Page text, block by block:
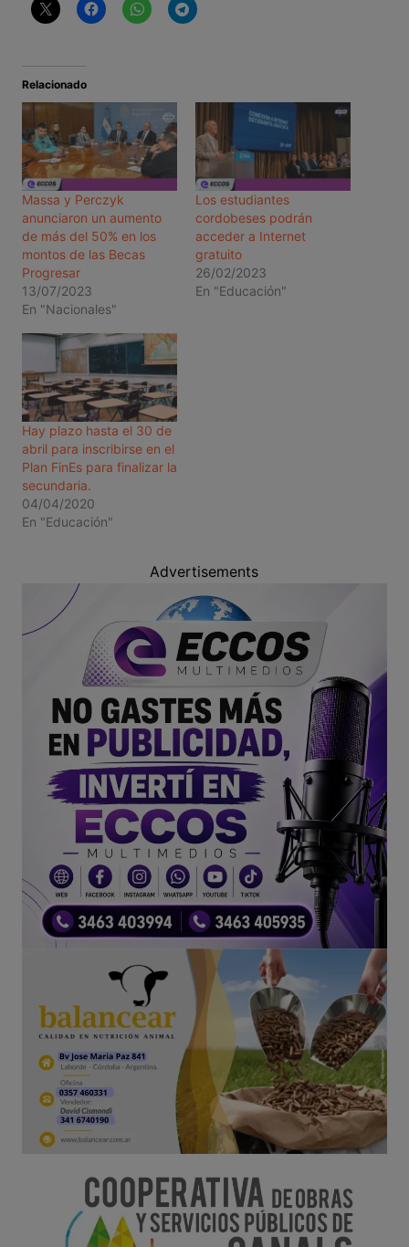
Relacionado
Massa y Perczyk
anunciaron un aumento
de más del 50% en los
montos de las Becas
Progresar
13/07/2023
En "Nacionales"
Los estudiantes
cordobeses podrán
acceder a Internet
gratuito
26/02/2023
En "Educación"
Hay plazo hasta el 30 de
abril para inscribirse en el
Plan FinEs para finalizar la
secundaria.
04/04/2020
En "Educación"
Advertisements